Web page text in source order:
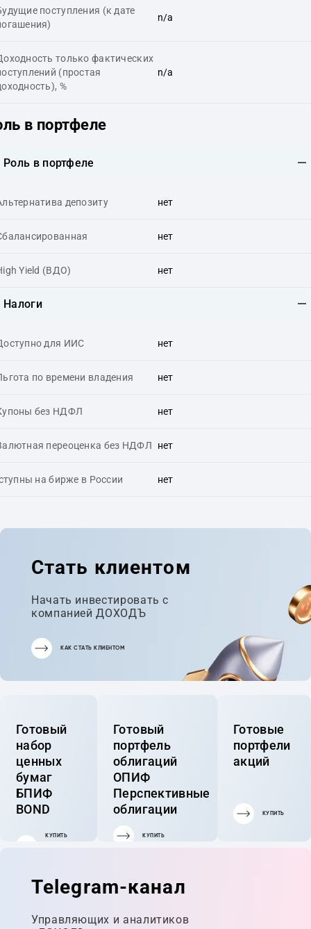
поступления (к дате
n/a
только фактических
(простая
%
n/a
в портфеле
Роль в портфеле
депозиту нет
нет
Yield (ВДО) нет
Налоги
для ИИС нет
по времени владения нет
без НДФЛ нет
переоценка без НДФЛ нет
на бирже в России нет
Стать клиентом
Начать инвестировать с
компанией ДОХОДЪ
КАК СТАТЬ КЛИЕНТОМ
Готовый
набор
ценных
бумаг
БПИФ
BOND
КУПИТЬ
Готовый
портфель
облигаций
ОПИФ
Перспективные
облигации
КУПИТЬ
Готовые
портфели
акций
КУПИТЬ
Telegram-канал
Управляющих и аналитиков